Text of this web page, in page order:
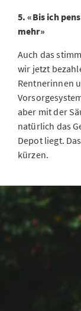
5. «Bis ich
mehr»
Auch das
wir jetzt
Rentnerinnen
aber mit der
natürlich das
Depot liegt.
kürzen.